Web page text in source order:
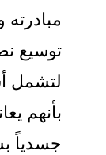
وحثه
نطاق
أسرى
يعانون
بسبب